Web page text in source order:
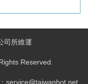
司所維運
Reserved.
service@taiwanhot.net